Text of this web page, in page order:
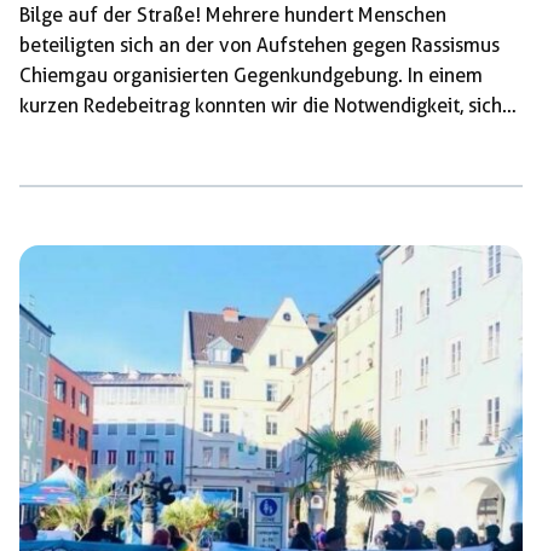
Bilge auf der Straße! Mehrere hundert Menschen
beteiligten sich an der von Aufstehen gegen Rassismus
Chiemgau organisierten Gegenkundgebung. In einem
kurzen Redebeitrag konnten wir die Notwendigkeit, sich
angekündigten Einlass der AfD um 16 Uhr positionierten
wir uns vor dem Zugang zur AfD Veranstaltung und
blockierten den Zugang zu dieser zumindest teilweise.
Dabei ist es zu massiver Polizeigewalt […]